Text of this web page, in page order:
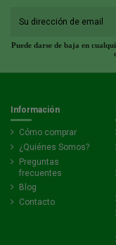
Puede darse de baja en
Información
Cómo comprar
¿Quiénes Somos?
Preguntas
frecuentes
Blog
Contacto